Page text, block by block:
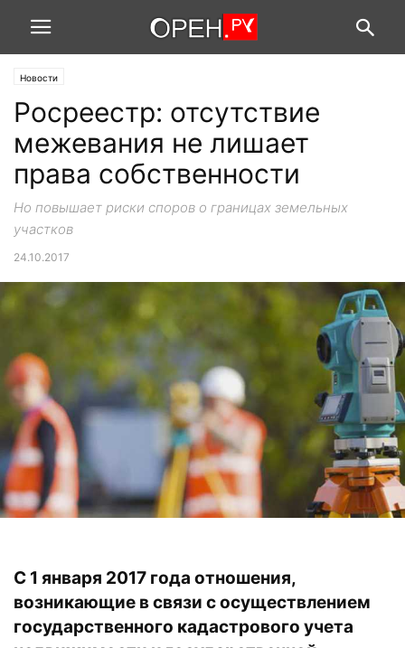
Новости
Росреестр: отсутствие
межевания не лишает
права собственности
Но повышает риски споров о границах земельных
участков
24.10.2017
С 1 января 2017 года отношения,
возникающие в связи с осуществлением
государственного кадастрового учета